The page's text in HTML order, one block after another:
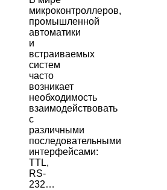
микроконтроллеров,
промышленной
автоматики
и
встраиваемых
систем
часто
возникает
необходимость
взаимодействовать
с
различными
последовательными
интерфейсами:
TTL,
RS-
232…